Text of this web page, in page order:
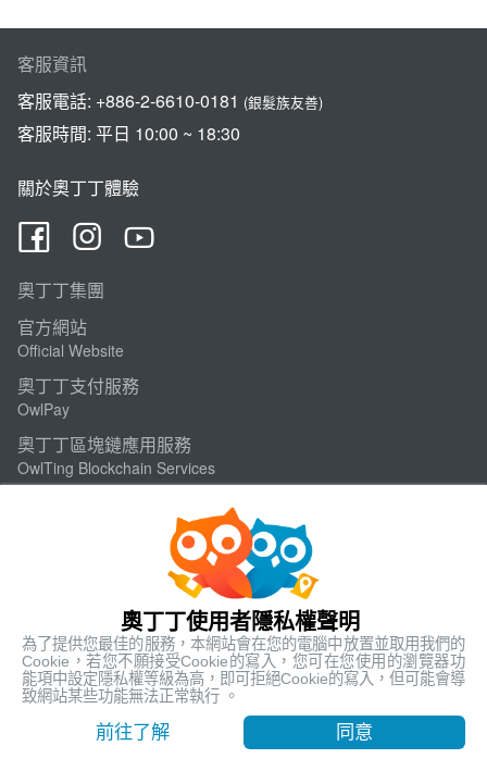
客服資訊
客服電話: +886-2-6610-0181 (銀髮族友善)
客服時間: 平日 10:00 ~ 18:30
關於奧丁丁體驗
奧丁丁集團
官方網站
Official Website
奧丁丁支付服務
OwlPay
奧丁丁區塊鏈應用服務
OwlTing Blockchain Services
OwlTing Market
奧丁丁體驗
OwlTing Experiences
奧丁丁揪你
奧丁丁使用者隱私權聲明
為了提供您最佳的服務，本網站會在您的電腦中放置並取用我們的
Cookie，若您不願接受Cookie的寫入，您可在您使用的瀏覽器功
能項中設定隱私權等級為高，即可拒絕Cookie的寫入，但可能會導
致網站某些功能無法正常執行 。
前往了解 同意